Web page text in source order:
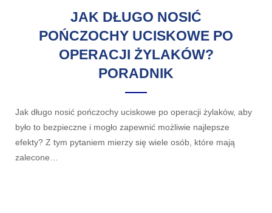
JAK DŁUGO NOSIĆ
POŃCZOCHY UCISKOWE PO
OPERACJI ŻYLAKÓW?
PORADNIK
Jak długo nosić pończochy uciskowe po operacji żylaków, aby
było to bezpieczne i mogło zapewnić możliwie najlepsze
efekty? Z tym pytaniem mierzy się wiele osób, które mają
zalecone…